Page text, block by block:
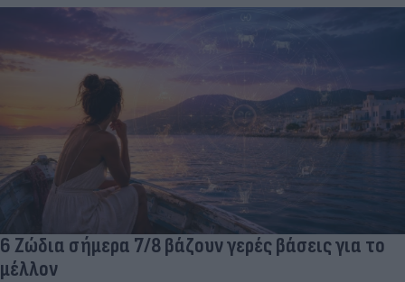
6 Ζώδια σήμερα 7/8 βάζουν γερές βάσεις για το
μέλλον